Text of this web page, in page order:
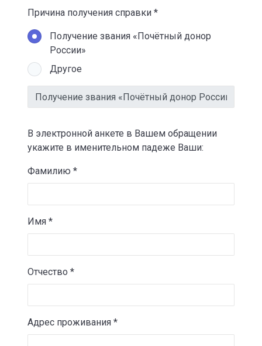
Причина получения справки *
Получение звания «Почётный донор
России»
Другое
В электронной анкете в Вашем обращении
укажите в именительном падеже Ваши:
Фамилию *
Имя *
Отчество *
Адрес проживания *